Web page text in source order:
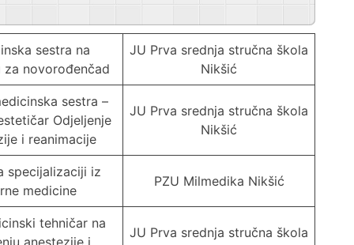
sestra na
za novorođenčad
JU Prva srednja stručna škola
Nikšić
sestra –
Odjeljenje
i reanimacije
JU Prva srednja stručna škola
Nikšić
specijalizaciji iz
medicine
PZU Milmedika Nikšić
tehničar na
anestezije i
JU Prva srednja stručna škola